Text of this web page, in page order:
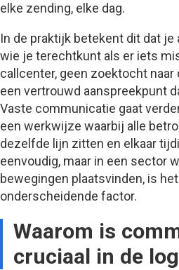
elke zending, elke dag.
In de praktijk betekent dit dat
wie je terechtkunt als er iets
callcenter, geen zoektocht
een vertrouwd aanspreekpunt
Vaste communicatie gaat
een werkwijze waarbij alle
dezelfde lijn zitten en elkaar
eenvoudig, maar in een sector
bewegingen plaatsvinden, is
onderscheidende factor.
Waarom is
cruciaal in de